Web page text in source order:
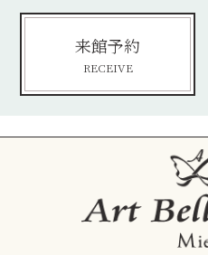
来館予約
RECEIVE